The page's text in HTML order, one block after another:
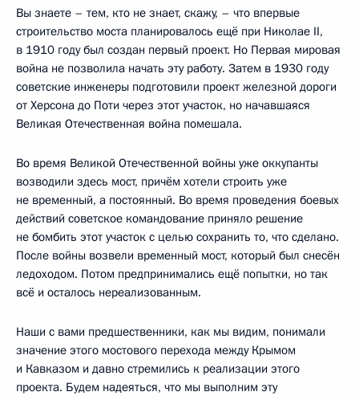
Вы знаете – тем, кто не знает, скажу, – что впервые
строительство моста планировалось ещё при Николае II,
в 1910 году был создан первый проект. Но Первая мировая
война не позволила начать эту работу. Затем в 1930 году
советские инженеры подготовили проект железной дороги
от Херсона до Поти через этот участок, но начавшаяся
Великая Отечественная война помешала.
Во время Великой Отечественной войны уже оккупанты
возводили здесь мост, причём хотели строить уже
не временный, а постоянный. Во время проведения боевых
действий советское командование приняло решение
не бомбить этот участок с целью сохранить то, что сделано.
После войны возвели временный мост, который был снесён
ледоходом. Потом предпринимались ещё попытки, но так
всё и осталось нереализованным.
Наши с вами предшественники, как мы видим, понимали
значение этого мостового перехода между Крымом
и Кавказом и давно стремились к реализации этого
проекта. Будем надеяться, что мы выполним эту